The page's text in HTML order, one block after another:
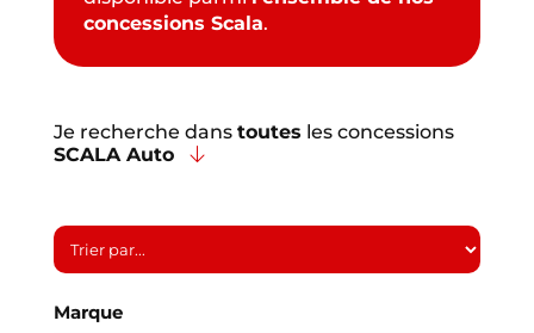
concessions Scala.
Je recherche dans toutes les concessions
SCALA Auto
Marque